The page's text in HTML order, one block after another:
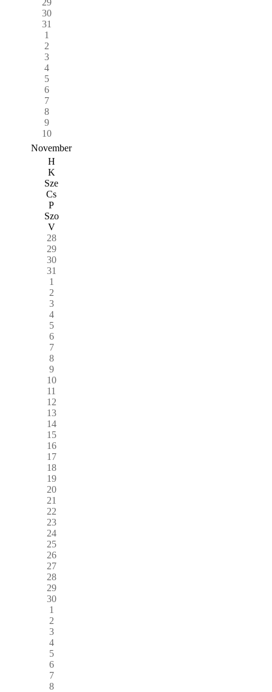
30
31
1
2
3
4
5
6
7
8
9
10
November
H
K
Sze
Cs
P
Szo
V
28
29
30
31
1
2
3
4
5
6
7
8
9
10
11
12
13
14
15
16
17
18
19
20
21
22
23
24
25
26
27
28
29
30
1
2
3
4
5
6
7
8